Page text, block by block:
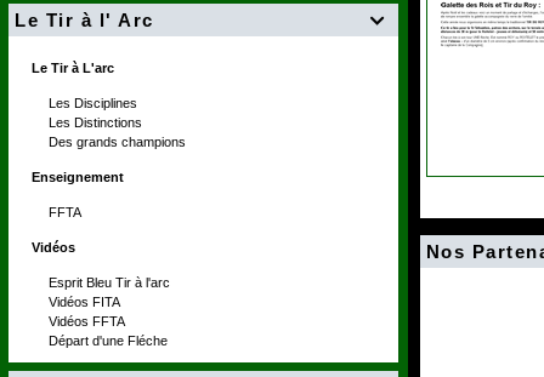

Le Tir à l' Arc
Le Tir à L'arc
Les Disciplines
Les Distinctions
Des grands champions
Enseignement
FFTA
Vidéos
Esprit Bleu Tir à l'arc
Vidéos FITA
Vidéos FFTA
Départ d'une Fléche
Nos